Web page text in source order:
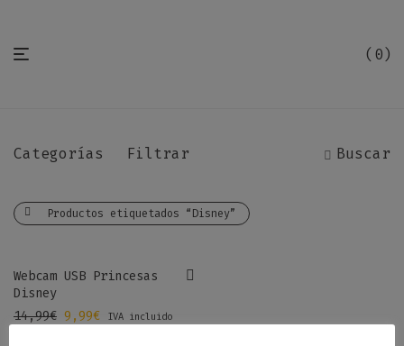
0
Categorías Filtrar Buscar
Productos etiquetados “Disney”
Webcam USB Princesas
Disney
14,99€ El precio original era: 14,99€.
9,99€El precio actual es: 9,99€.
IVA incluido